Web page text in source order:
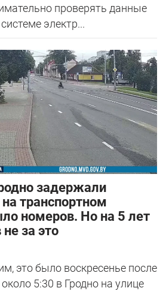
проверять данные
электр...
задержали
транспортном
номеров. Но на 5 лет
за это
это было воскресенье после
5:30 в Гродно на улице